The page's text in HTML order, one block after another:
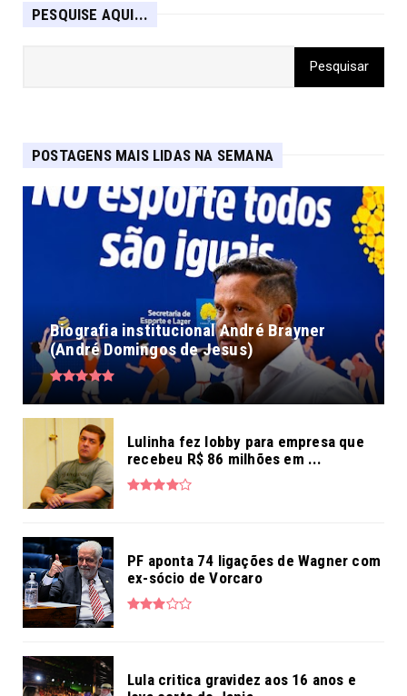
PESQUISE AQUI...
POSTAGENS MAIS LIDAS NA SEMANA
Biografia institucional André Brayner
(André Domingos de Jesus)
Lulinha fez lobby para empresa que
recebeu R$ 86 milhões em ...
PF aponta 74 ligações de Wagner com
ex-sócio de Vorcaro
Lula critica gravidez aos 16 anos e